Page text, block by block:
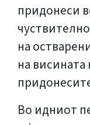
придонеси
на
на
Во идниот